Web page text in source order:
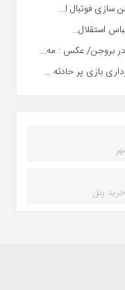
سازی فوتبال ا...
استقلال...
در بروجن/ عکس : مه...
بازی پر حادثه ...